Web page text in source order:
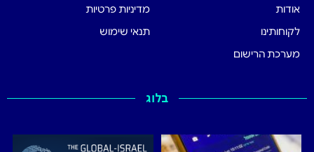
אודות
לקוחותינו
מערכת הרישום
מדיניות פרטיות
תנאי שימוש
בלוג